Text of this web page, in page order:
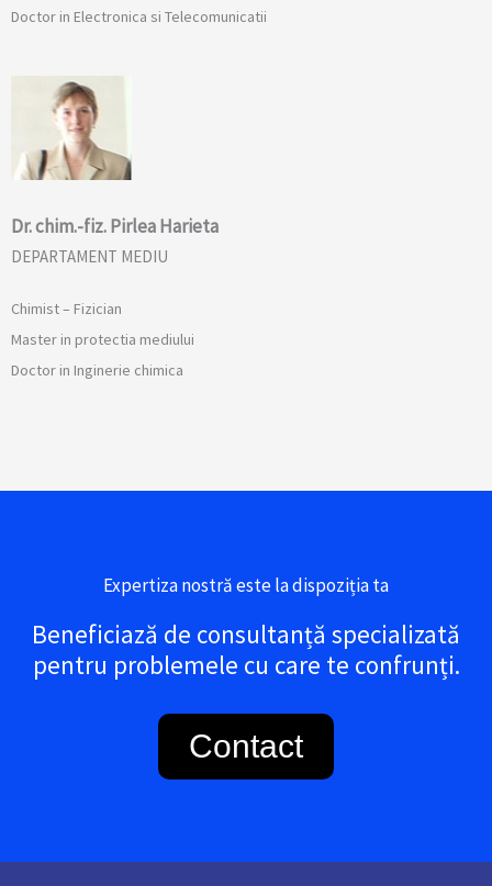
Doctor in Electronica si Telecomunicatii
Dr. chim.-fiz. Pirlea Harieta
DEPARTAMENT MEDIU
Chimist – Fizician
Master in protectia mediului
Doctor in Inginerie chimica
Expertiza nostră este la dispoziția ta
Beneficiază de consultanță specializată
pentru problemele cu care te confrunți.
Contact